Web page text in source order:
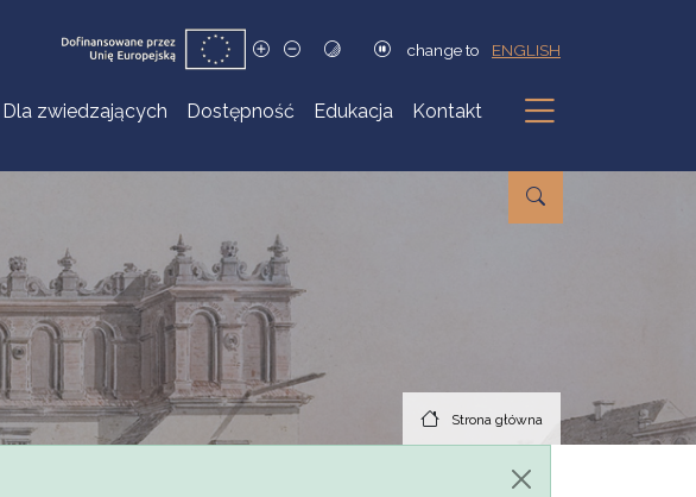
change to ENGLISH
Dla zwiedzających Dostępność Edukacja Kontakt
Podmenu
Strona główna